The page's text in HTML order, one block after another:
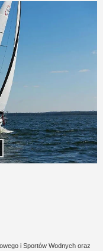
i Sportów Wodnych oraz